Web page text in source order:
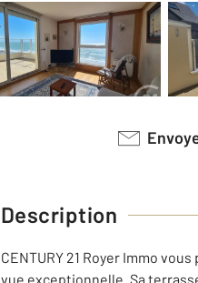
Description
CENTURY 21 Royer Immo
vue exceptionnelle. Sa